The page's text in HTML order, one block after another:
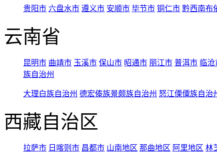
贵阳市 六盘水市 遵义市 安顺市 毕节市 铜仁市 黔西南布
云南省
昆明市 曲靖市 玉溪市 保山市 昭通市 丽江市 普洱市 临
族自治州
大理白族自治州 德宏傣族景颇族自治州 怒江傈僳族自治
西藏自治区
拉萨市 日喀则市 昌都市 山南地区 那曲地区 阿里地区 林